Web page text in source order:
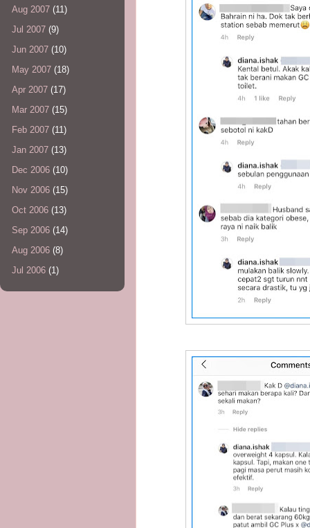
Aug 2007 (11)
Jul 2007 (9)
Jun 2007 (10)
May 2007 (18)
Apr 2007 (17)
Mar 2007 (15)
Feb 2007 (11)
Jan 2007 (13)
Dec 2006 (10)
Nov 2006 (15)
Oct 2006 (13)
Sep 2006 (14)
Aug 2006 (8)
Jul 2006 (1)